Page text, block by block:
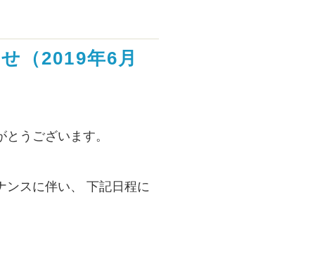
（2019年6月
うございます。
ンスに伴い、 下記日程に